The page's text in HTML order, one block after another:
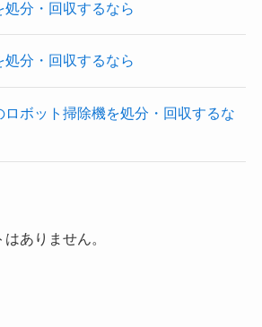
分・回収するなら
分・回収するなら
ボット掃除機を処分・回収するな
ありません。